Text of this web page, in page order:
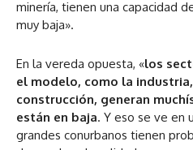
minería, tienen una capacidad
muy baja».
En la vereda opuesta, «los
el modelo, como la
construcción, generan
están en baja. Y eso se ve en
grandes conurbanos tienen